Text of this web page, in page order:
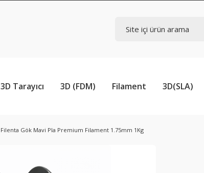
3D Tarayıcı 3D (FDM) Filament 3D(SLA)
Filenta Gök Mavi Pla Premium Filament 1.75mm 1Kg